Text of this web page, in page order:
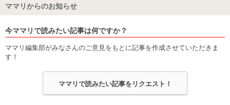
ママリからのお知らせ
今ママリで読みたい記事は何ですか？
ママリ編集部がみなさんのご意見をもとに記事を作成させていただきま
す！
ママリで読みたい記事をリクエスト！